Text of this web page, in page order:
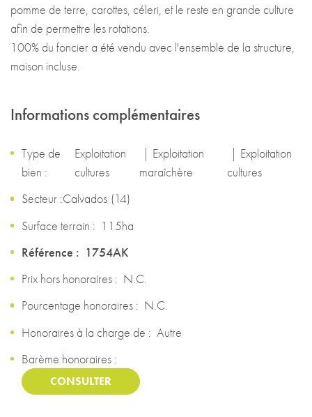
pomme de terre, carottes, céleri, et le reste en grande culture
afin de permettre les rotations.
100% du foncier a été vendu avec l'ensemble de la structure,
maison incluse.
Informations complémentaires
Type de
bien :
Exploitation
cultures
| Exploitation
maraîchère
| Exploitation
cultures
Secteur :Calvados (14)
Surface terrain : 115ha
1754AK
Prix hors honoraires : N.C.
Pourcentage honoraires : N.C.
Honoraires à la charge de : Autre
Barème honoraires :
CONSULTER